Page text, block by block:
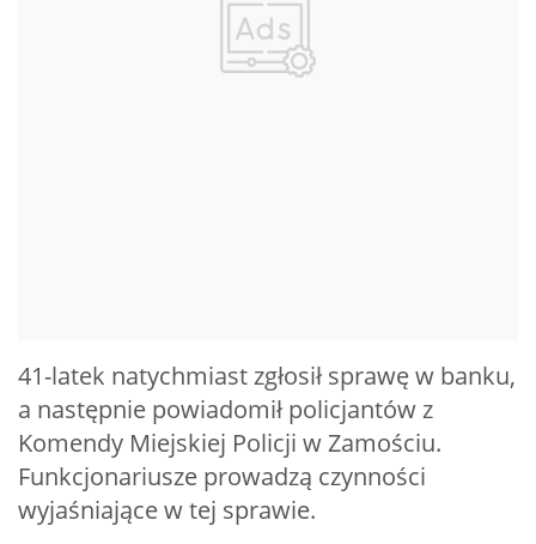
41-latek natychmiast zgłosił sprawę w banku,
a następnie powiadomił policjantów z
Komendy Miejskiej Policji w Zamościu.
Funkcjonariusze prowadzą czynności
wyjaśniające w tej sprawie.